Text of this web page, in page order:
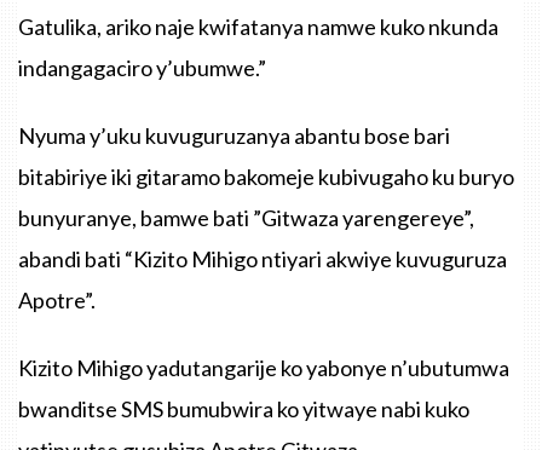
Gatulika, ariko naje kwifatanya namwe kuko nkunda
indangagaciro y’ubumwe.”
Nyuma y’uku kuvuguruzanya abantu bose bari
bitabiriye iki gitaramo bakomeje kubivugaho ku buryo
bunyuranye, bamwe bati ”Gitwaza yarengereye”,
abandi bati “Kizito Mihigo ntiyari akwiye kuvuguruza
Apotre”.
Kizito Mihigo yadutangarije ko yabonye n’ubutumwa
bwanditse SMS bumubwira ko yitwaye nabi kuko